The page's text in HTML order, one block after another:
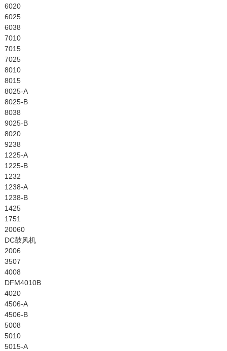
6020
6025
6038
7010
7015
7025
8010
8015
8025-A
8025-B
8038
9025-B
8020
9238
1225-A
1225-B
1232
1238-A
1238-B
1425
1751
20060
DC鼓风机
2006
3507
4008
DFM4010B
4020
4506-A
4506-B
5008
5010
5015-A